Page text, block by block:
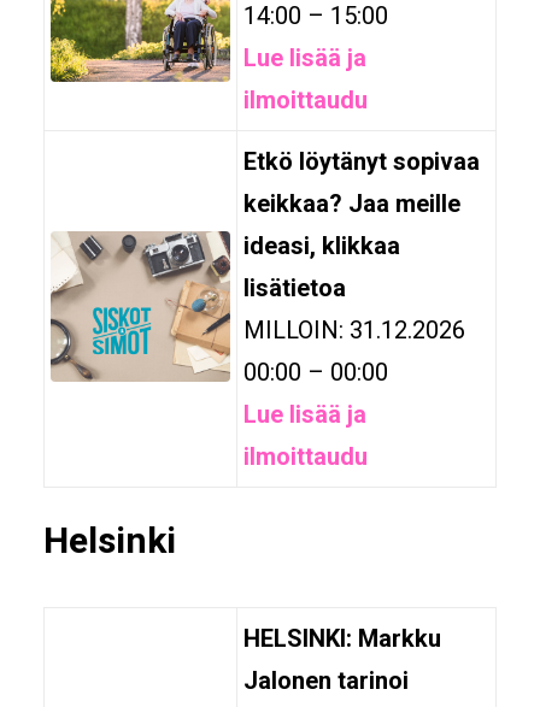
14:00 – 15:00
Lue lisää ja
ilmoittaudu
Etkö löytänyt sopivaa
keikkaa? Jaa meille
ideasi, klikkaa
lisätietoa
MILLOIN: 31.12.2026
00:00 – 00:00
Lue lisää ja
ilmoittaudu
Helsinki
HELSINKI: Markku
Jalonen tarinoi